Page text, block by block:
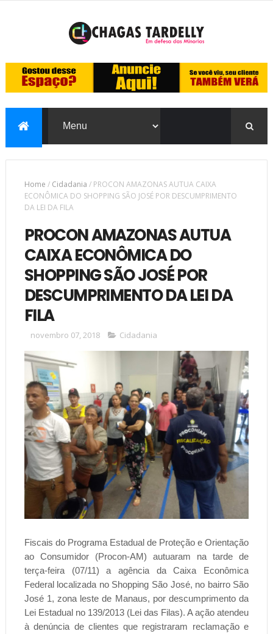
Home / Cidadania / PROCON AMAZONAS AUTUA CAIXA
ECONÔMICA DO SHOPPING SÃO JOSÉ POR DESCUMPRIMENTO
DA LEI DA FILA
PROCON AMAZONAS AUTUA
CAIXA ECONÔMICA DO
SHOPPING SÃO JOSÉ POR
DESCUMPRIMENTO DA LEI DA
FILA
novembro 07, 2018 Cidadania
Fiscais do Programa Estadual de Proteção e Orientação
ao Consumidor (Procon-AM) autuaram na tarde de
terça-feira (07/11) a agência da Caixa Econômica
Federal localizada no Shopping São José, no bairro São
José 1, zona leste de Manaus, por descumprimento da
Lei Estadual no 139/2013 (Lei das Filas). A ação atendeu
à denúncia de clientes que registraram reclamação e